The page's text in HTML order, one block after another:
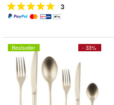
3
- 33%
Bestseller